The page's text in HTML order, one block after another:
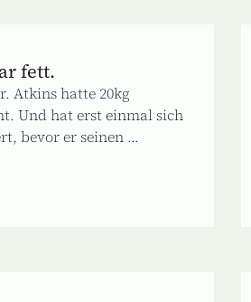
fett.
Atkins hatte 20kg
Und hat erst einmal sich
bevor er seinen ...